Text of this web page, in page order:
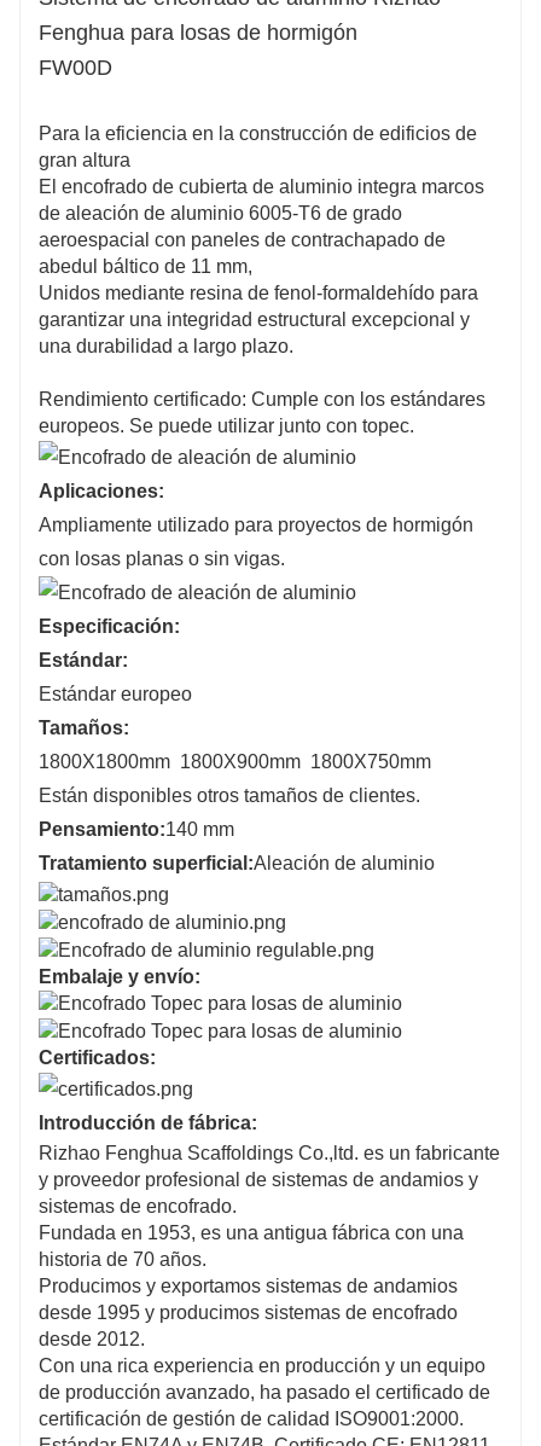
7. Más rápido: Más eficiente, ahorra tiempo y
8. Paneles estandarizados para diversos
edificios estructurales.
9. Diseño portátil: Tamaño máximo del panel:
1800 × 1800 mm
Fenghua para losas de hormigón
FW00D
Para la eficiencia en la construcción de edificios de
gran altura
El encofrado de cubierta de aluminio integra marcos
de aleación de aluminio 6005-T6 de grado
aeroespacial con paneles de contrachapado de
abedul báltico de 11 mm,
Unidos mediante resina de fenol-formaldehído para
garantizar una integridad estructural excepcional y
una durabilidad a largo plazo.
Rendimiento certificado: Cumple con los estándares
europeos. Se puede utilizar junto con topec.
Aplicaciones:
Ampliamente utilizado para proyectos de hormigón
con losas planas o sin vigas.
Especificación:
Estándar:
Estándar europeo
Tamaños:
1800X1800mm 1800X900mm 1800X750mm
Están disponibles otros tamaños de clientes.
Pensamiento:140 mm
Tratamiento superficial:Aleación de aluminio
Embalaje y envío:
Certificados:
Introducción de fábrica:
Rizhao Fenghua Scaffoldings Co.,ltd. es un fabricante
y proveedor profesional de sistemas de andamios y
sistemas de encofrado.
Fundada en 1953, es una antigua fábrica con una
historia de 70 años.
Producimos y exportamos sistemas de andamios
desde 1995 y producimos sistemas de encofrado
desde 2012.
Con una rica experiencia en producción y un equipo
de producción avanzado, ha pasado el certificado de
certificación de gestión de calidad ISO9001:2000.